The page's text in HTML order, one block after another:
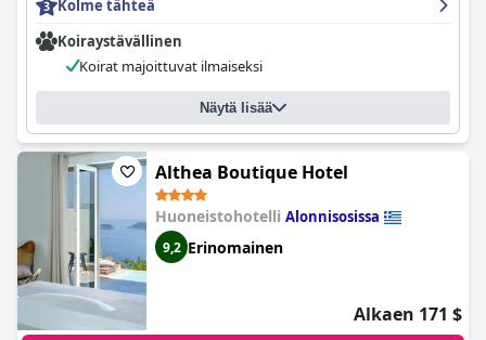
Kolme tähteä
Koiraystävällinen
Koirat majoittuvat ilmaiseksi
Näytä lisää
Althea Boutique Hotel
Huoneistohotelli Alonnisosissa
9,2 Erinomainen
Alkaen 171 $